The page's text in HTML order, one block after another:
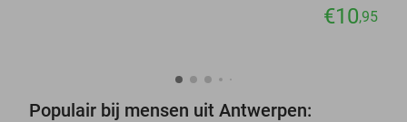
€10,95
Populair bij mensen uit Antwerpen: